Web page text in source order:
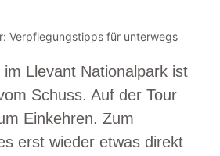
Verpflegungstipps für unterwegs
im Llevant Nationalpark ist
Schuss. Auf der Tour
Einkehren. Zum
erst wieder etwas direkt